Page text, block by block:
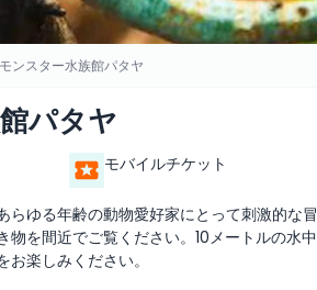
モンスター水族館パタヤ
パタヤ
モバイルチケット
らゆる年齢の動物愛好家にとって刺激的な
物を間近でご覧ください。10メートルの水
楽しみください。